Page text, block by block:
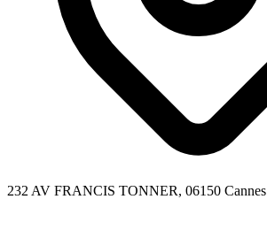
232 AV FRANCIS TONNER, 06150 Cannes